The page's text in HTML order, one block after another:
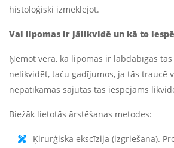
histoloģiski izmeklējot.
Vai lipomas ir jālikvidē un kā to
Ņemot vērā, ka lipomas ir labdabīgas
nelikvidēt, taču gadījumos, ja tās traucē
nepatīkamas sajūtas tās iespējams
Biežāk lietotās ārstēšanas metodes:
Ķirurģiska ekscīzija (izgriešana).